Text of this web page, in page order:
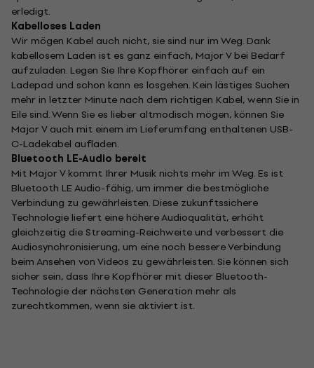
erledigt.
Kabelloses Laden
Wir mögen Kabel auch nicht, sie sind nur im Weg. Dank
kabellosem Laden ist es ganz einfach, Major V bei Bedarf
aufzuladen. Legen Sie Ihre Kopfhörer einfach auf ein
Ladepad und schon kann es losgehen. Kein lästiges Suchen
mehr in letzter Minute nach dem richtigen Kabel, wenn Sie in
Eile sind. Wenn Sie es lieber altmodisch mögen, können Sie
Major V auch mit einem im Lieferumfang enthaltenen USB-
C-Ladekabel aufladen.
Bluetooth LE-Audio bereit
Mit Major V kommt Ihrer Musik nichts mehr im Weg. Es ist
Bluetooth LE Audio-fähig, um immer die bestmögliche
Verbindung zu gewährleisten. Diese zukunftssichere
Technologie liefert eine höhere Audioqualität, erhöht
gleichzeitig die Streaming-Reichweite und verbessert die
Audiosynchronisierung, um eine noch bessere Verbindung
beim Ansehen von Videos zu gewährleisten. Sie können sich
sicher sein, dass Ihre Kopfhörer mit dieser Bluetooth-
Technologie der nächsten Generation mehr als
zurechtkommen, wenn sie aktiviert ist.